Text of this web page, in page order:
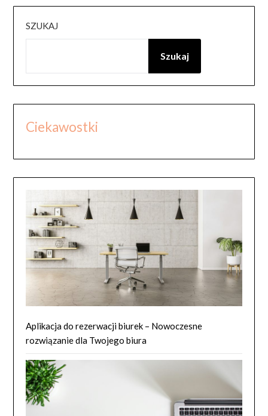
SZUKAJ
Szukaj
Ciekawostki
Aplikacja do rezerwacji biurek – Nowoczesne
rozwiązanie dla Twojego biura